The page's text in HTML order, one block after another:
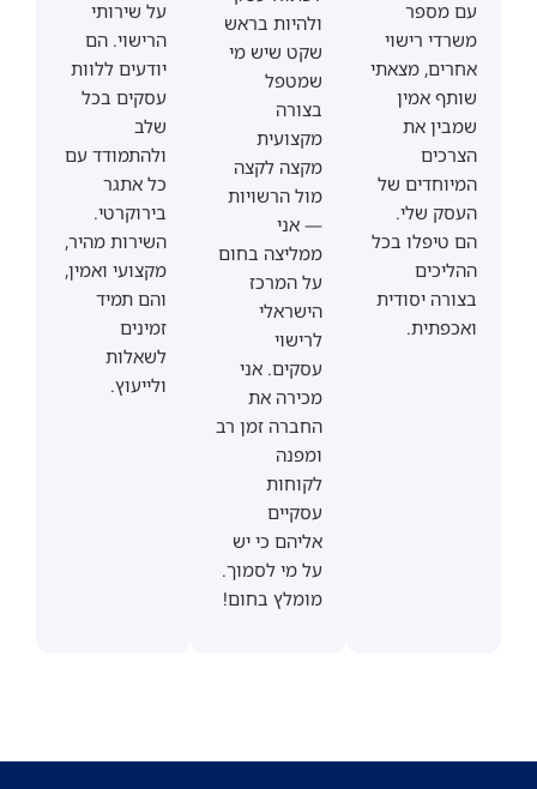
עם מספר
משרדי רישוי
אחרים, מצאתי
שותף אמין
שמבין את
הצרכים
המיוחדים של
העסק שלי.
הם טיפלו בכל
ההליכים
בצורה יסודית
ואכפתית.
ולהיות בראש
שקט שיש מי
שמטפל
בצורה
מקצועית
מקצה לקצה
מול הרשויות
— אני
ממליצה בחום
על המרכז
הישראלי
לרישוי
עסקים. אני
מכירה את
החברה זמן רב
ומפנה
לקוחות
עסקיים
אליהם כי יש
על מי לסמוך.
מומלץ בחום!
על שירותי
הרישוי. הם
יודעים ללוות
עסקים בכל
ולהתמודד עם
כל אתגר
בירוקרטי.
השירות מהיר,
מקצועי ואמין,
והם תמיד
זמינים
לשאלות
ולייעוץ.